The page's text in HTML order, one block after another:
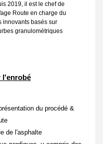
2019, il est le chef de
Route en charge du
innovants basés sur
granulométriques
l'enrobé
du procédé &
de l'asphalte